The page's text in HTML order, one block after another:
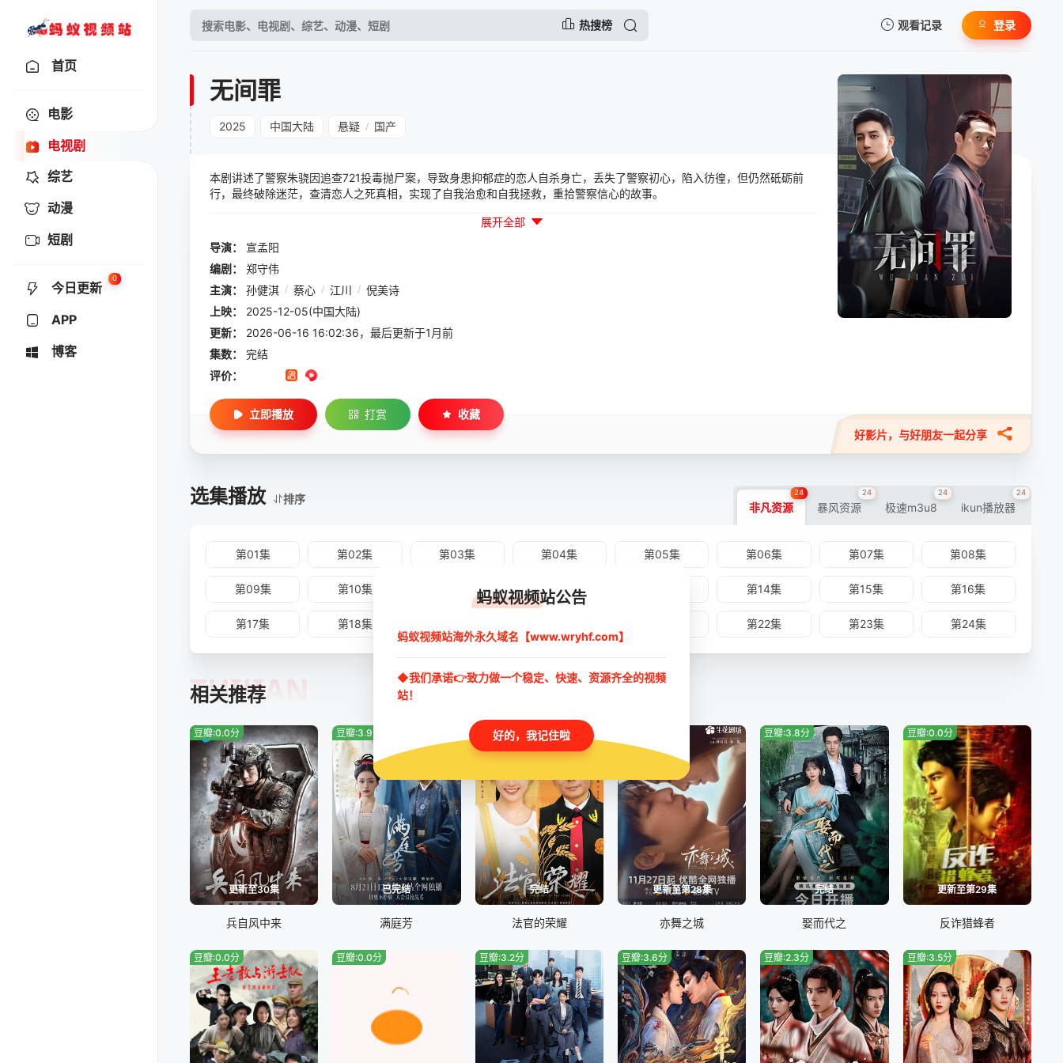
热搜榜 观看记录
暂无观看影片的记录
登录
首页
电影
电视剧
综艺
动漫
短剧
今日更新
0
APP
博客
无间罪
2025 中国大陆 悬疑 / 国产
本剧讲述了警察朱骁因追查721投毒抛尸案，导致身患抑郁症的恋人自杀身亡，丢失了警察初心，陷入彷徨，但仍然砥砺前
行，最终破除迷茫，查清恋人之死真相，实现了自我治愈和自我拯救，重拾警察信心的故事。
展开全部
导演：
宣孟阳
编剧：
郑守伟
主演：
孙健淇 / 蔡心 / 江川 / 倪美诗
上映：
2025-12-05(中国大陆)
更新：
2026-06-16 16:02:36，最后更新于1月前
集数：
完结
评价：
好影片，与好朋友一起分享
立即播放 打赏 收藏
选集播放 排序
非凡资源
24
暴风资源
24
极速m3u8
24
ikun播放器
24
第01集 第02集 第03集 第04集 第05集 第06集 第07集 第08集
第09集 第10集 第12集 第14集 第15集 第16集
第17集 第18集 第22集 第23集 第24集
相关推荐
TUIJIAN
更新至30集
豆瓣:0.0分
兵自风中来
已完结
豆瓣:3.9分
满庭芳
完结
豆瓣:8.0分
法官的荣耀
更新至第28集
亦舞之城
完结
豆瓣:3.8分
娶而代之
更新至第29集
豆瓣:0.0分
反诈猎蜂者
豆瓣:0.0分 豆瓣:0.0分 豆瓣:3.2分 豆瓣:3.6分 豆瓣:2.3分 豆瓣:3.5分
蚂蚁视频站公告
蚂蚁视频站海外永久域名【www.wryhf.com】
◆我们承诺👉致力做一个稳定、快速、资源齐全的视频
站！
好的，我记住啦